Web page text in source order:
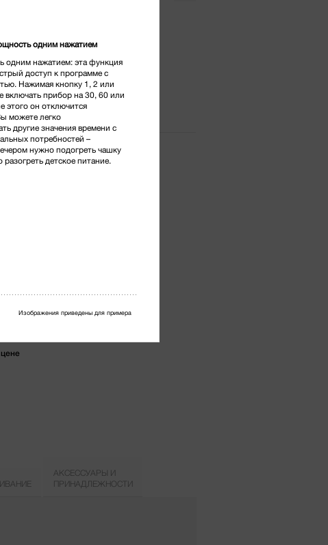
сталь
АКСЕССУАРЫ И
ПРИНАДЛЕЖНОСТИ
одним нажатием
одним нажатием: эта функция
доступ к программе с
Нажимая кнопку 1, 2 или
включать прибор на 30, 60 или
этого он отключится
можете легко
другие значения времени с
потребностей –
нужно подогреть чашку
детское питание.
Изображения приведены для примера